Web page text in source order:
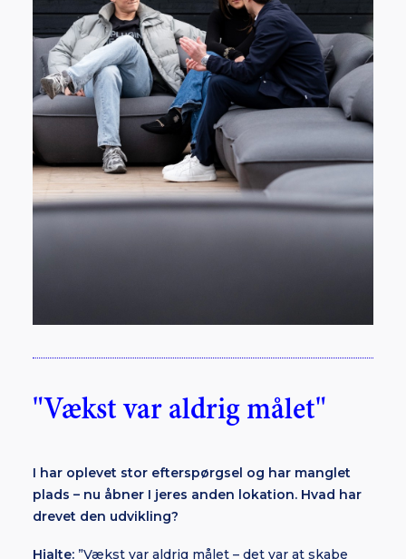
"Vækst var aldrig målet"
I har oplevet stor efterspørgsel og har manglet
plads – nu åbner I jeres anden lokation. Hvad har
drevet den udvikling?
Hjalte: ”Vækst var aldrig målet – det var at skabe